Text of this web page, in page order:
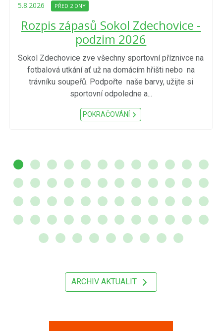
5.8.2026 PŘED 2 DNY
Rozpis zápasů Sokol Zdechovice -
podzim 2026
Sokol Zdechovice zve všechny sportovní příznivce na
fotbalová utkání ať už na domácím hřišti nebo na
trávníku soupeřů. Podpořte naše barvy, užijte si
sportovní odpoledne a...
POKRAČOVÁNÍ
ARCHIV AKTUALIT